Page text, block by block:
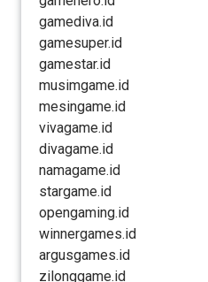
gamediva.id
gamesuper.id
gamestar.id
musimgame.id
mesingame.id
vivagame.id
divagame.id
namagame.id
stargame.id
opengaming.id
winnergames.id
argusgames.id
zilonggame.id